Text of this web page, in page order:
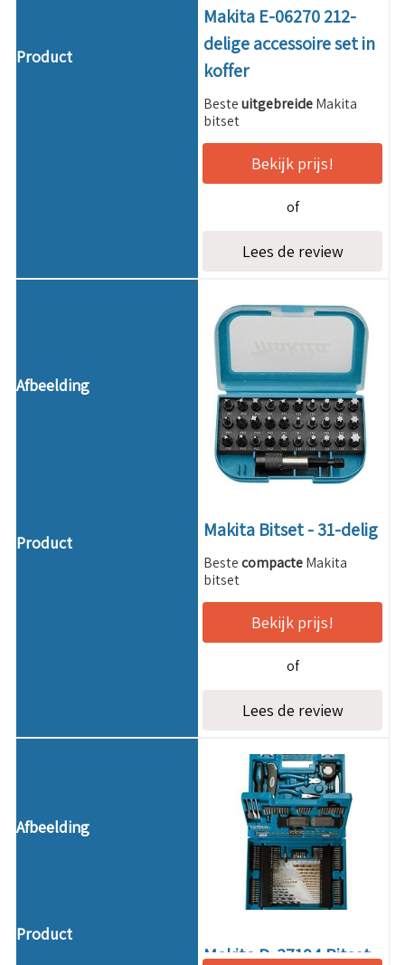
Makita E-06270 212-
delige accessoire set in
koffer
BesteuitgebreideMakita
bitset
Bekijk prijs!
of
Lees de review
Makita Bitset - 31-delig
BestecompacteMakita
bitset
Bekijk prijs!
of
Lees de review
Makita D-37194 Bitset